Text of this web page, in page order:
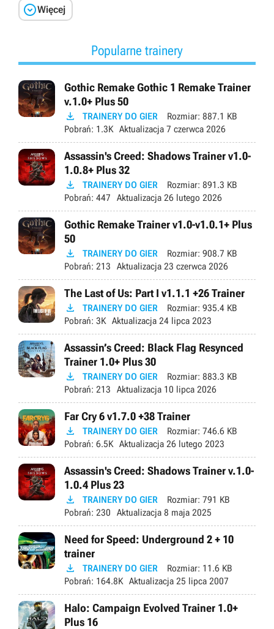
Więcej
Popularne trainery
Gothic Remake Gothic 1 Remake Trainer
v.1.0+ Plus 50
 TRAINERY DO GIER Rozmiar: 887.1 KB
Pobrań: 1.3K Aktualizacja 7 czerwca 2026
Assassin's Creed: Shadows Trainer v1.0-
1.0.8+ Plus 32
 TRAINERY DO GIER Rozmiar: 891.3 KB
Pobrań: 447 Aktualizacja 26 lutego 2026
Gothic Remake Trainer v1.0-v1.0.1+ Plus
50
 TRAINERY DO GIER Rozmiar: 908.7 KB
Pobrań: 213 Aktualizacja 23 czerwca 2026
The Last of Us: Part I v1.1.1 +26 Trainer
 TRAINERY DO GIER Rozmiar: 935.4 KB
Pobrań: 3K Aktualizacja 24 lipca 2023
Assassin’s Creed: Black Flag Resynced
Trainer 1.0+ Plus 30
 TRAINERY DO GIER Rozmiar: 883.3 KB
Pobrań: 213 Aktualizacja 10 lipca 2026
Far Cry 6 v1.7.0 +38 Trainer
 TRAINERY DO GIER Rozmiar: 746.6 KB
Pobrań: 6.5K Aktualizacja 26 lutego 2023
Assassin's Creed: Shadows Trainer v.1.0-
1.0.4 Plus 23
 TRAINERY DO GIER Rozmiar: 791 KB
Pobrań: 230 Aktualizacja 8 maja 2025
Need for Speed: Underground 2 + 10
trainer
 TRAINERY DO GIER Rozmiar: 11.6 KB
Pobrań: 164.8K Aktualizacja 25 lipca 2007
Halo: Campaign Evolved Trainer 1.0+
Plus 16